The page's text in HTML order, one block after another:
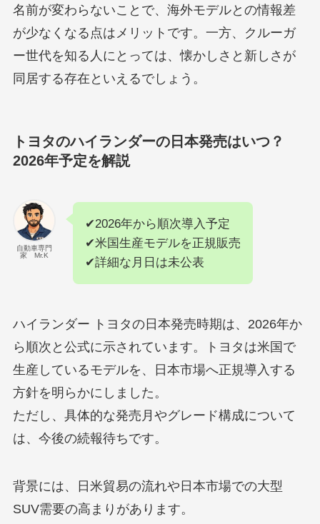
名前が変わらないことで、海外モデルとの情報差
が少なくなる点はメリットです。一方、クルーガ
ー世代を知る人にとっては、懐かしさと新しさが
同居する存在といえるでしょう。
トヨタのハイランダーの日本発売はいつ？
2026年予定を解説
自動車専門
家 Mr.K
✔2026年から順次導入予定
✔米国生産モデルを正規販売
✔詳細な月日は未公表
ハイランダー トヨタの日本発売時期は、2026年か
ら順次と公式に示されています。トヨタは米国で
生産しているモデルを、日本市場へ正規導入する
方針を明らかにしました。
ただし、具体的な発売月やグレード構成について
は、今後の続報待ちです。
背景には、日米貿易の流れや日本市場での大型
SUV需要の高まりがあります。